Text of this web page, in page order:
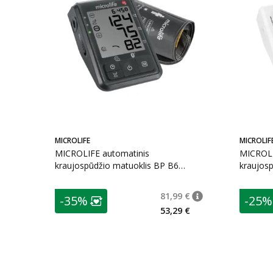
MICROLIFE
MICROLIFE automatinis
kraujospūdžio matuoklis BP B6
patarimas
Lojalumo klubo narių nuolaida:
-35% 81,99 €
patarimas
Įprasta kaina:
53,29 €
-25%